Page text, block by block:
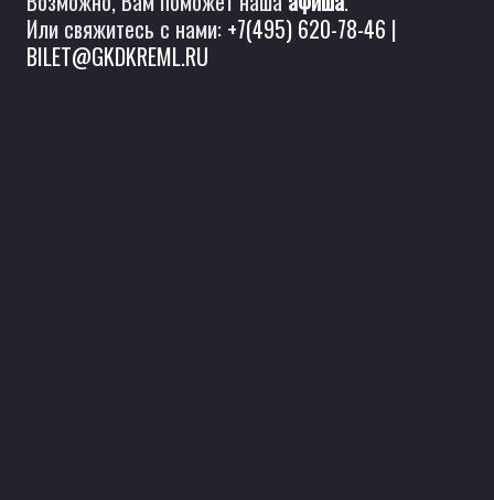
Или свяжитесь с нами: +7(495) 620-78-46 |
BILET@GKDKREML.RU